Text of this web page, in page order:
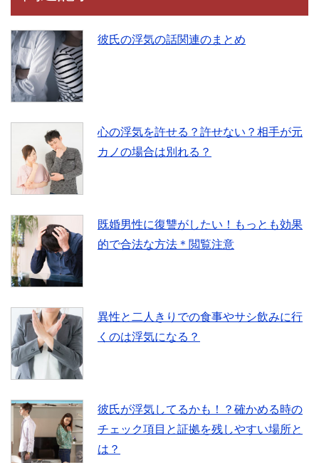
彼氏の浮気の話関連のまとめ
心の浮気を許せる？許せない？相手が元
カノの場合は別れる？
既婚男性に復讐がしたい！もっとも効果
的で合法な方法＊閲覧注意
異性と二人きりでの食事やサシ飲みに行
くのは浮気になる？
彼氏が浮気してるかも！？確かめる時の
チェック項目と証拠を残しやすい場所と
は？